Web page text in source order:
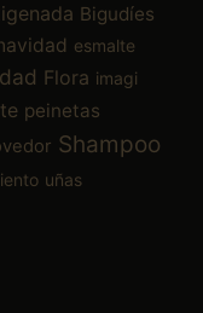
Bigudíes
esmalte
Flora imagi
peinetas
Shampoo
uñas